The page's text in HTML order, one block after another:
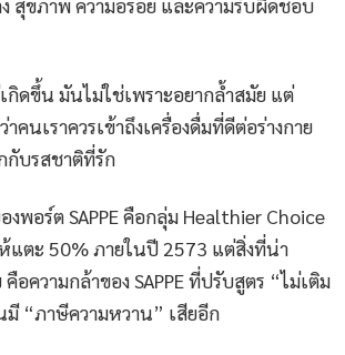
กิดขึ้น มันไม่ใช่เพราะอยากล้ำสมัย แต่
าคนเราควรเข้าถึงเครื่องดื่มที่ดีต่อร่างกาย
กับรสชาติที่รัก
พอร์ต SAPPE คือกลุ่ม Healthier Choice
แตะ 50% ภายในปี 2573 แต่สิ่งที่น่า
อความกล้าของ SAPPE ที่ปรับสูตร “ไม่เติม
“ภาษีความหวาน” เสียอีก